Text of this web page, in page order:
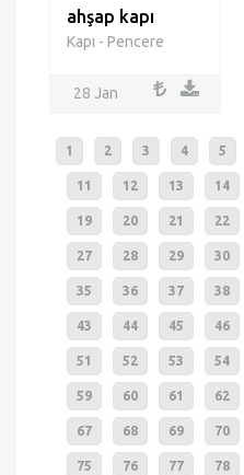
ahşap kapı
Kapı - Pencere
28 Jan
1 2 3 4 5
11 12 13 14
19 20 21 22
27 28 29 30
35 36 37 38
43 44 45 46
51 52 53 54
59 60 61 62
67 68 69 70
75 76 77 78